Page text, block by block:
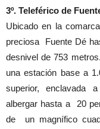
3º. Teleférico de
Ubicado en la
preciosa Fuente Dé
desnivel de 753
una estación base a
superior, enclavada
albergar hasta a 20
de un magnífico